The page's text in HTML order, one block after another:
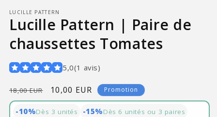
LUCILLE PATTERN
Lucille Pattern | Paire de
chaussettes Tomates
5,0(1 avis)
Prix
habituel
18,00 EUR
Prix
promotionnel
10,00 EUR Promotion
-10%Dès 3 unités -15%Dès 6 unités ou 3 paires